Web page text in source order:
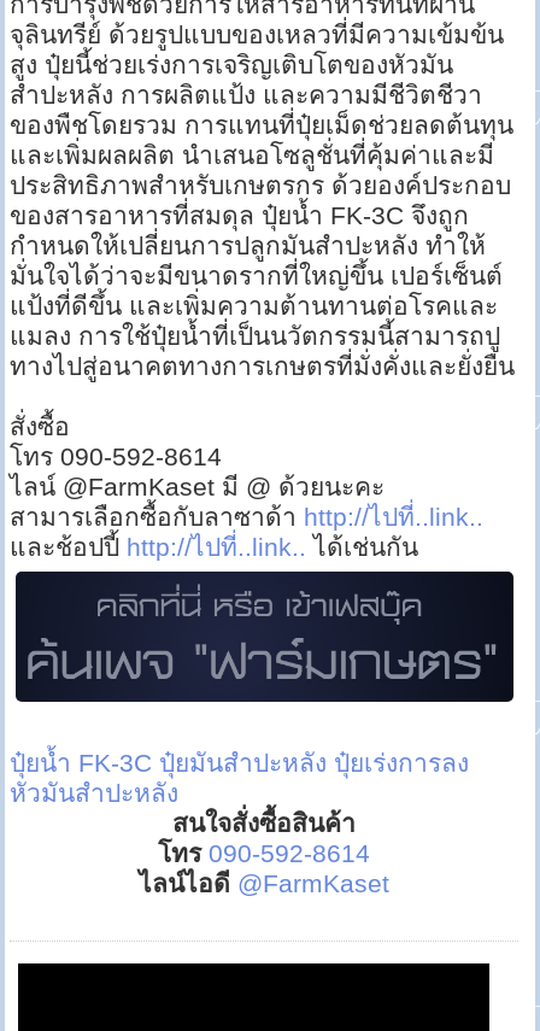
จุลินทรีย์ ด้วยรูปแบบของเหลวที่มีความเข้มข้น
สูง ปุ๋ยนี้ช่วยเร่งการเจริญเติบโตของหัวมัน
สำปะหลัง การผลิตแป้ง และความมีชีวิตชีวา
ของพืชโดยรวม การแทนที่ปุ๋ยเม็ดช่วยลดต้นทุน
และเพิ่มผลผลิต นำเสนอโซลูชั่นที่คุ้มค่าและมี
ประสิทธิภาพสำหรับเกษตรกร ด้วยองค์ประกอบ
ของสารอาหารที่สมดุล ปุ๋ยน้ำ FK-3C จึงถูก
กำหนดให้เปลี่ยนการปลูกมันสำปะหลัง ทำให้
มั่นใจได้ว่าจะมีขนาดรากที่ใหญ่ขึ้น เปอร์เซ็นต์
แป้งที่ดีขึ้น และเพิ่มความต้านทานต่อโรคและ
แมลง การใช้ปุ๋ยน้ำที่เป็นนวัตกรรมนี้สามารถปู
ทางไปสู่อนาคตทางการเกษตรที่มั่งคั่งและยั่งยืน
สั่งซื้อ
โทร 090-592-8614
ไลน์ @FarmKaset มี @ ด้วยนะคะ
สามารเลือกซื้อกับลาซาด้า http://ไปที่..link..
และช้อปปี้ http://ไปที่..link.. ได้เช่นกัน
ปุ๋ยน้ำ FK-3C ปุ๋ยมันสำปะหลัง ปุ๋ยเร่งการลง
หัวมันสำปะหลัง
สนใจสั่งซื้อสินค้า
โทร 090-592-8614
ไลน์ไอดี @FarmKaset